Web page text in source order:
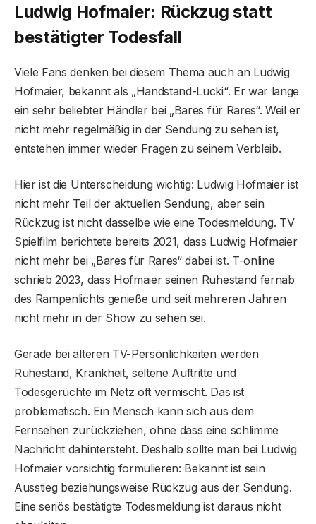
Ludwig Hofmaier: Rückzug statt
bestätigter Todesfall
Viele Fans denken bei diesem Thema auch an Ludwig
Hofmaier, bekannt als „Handstand-Lucki“. Er war lange
ein sehr beliebter Händler bei „Bares für Rares“. Weil er
nicht mehr regelmäßig in der Sendung zu sehen ist,
entstehen immer wieder Fragen zu seinem Verbleib.
Hier ist die Unterscheidung wichtig: Ludwig Hofmaier ist
nicht mehr Teil der aktuellen Sendung, aber sein
Rückzug ist nicht dasselbe wie eine Todesmeldung. TV
Spielfilm berichtete bereits 2021, dass Ludwig Hofmaier
nicht mehr bei „Bares für Rares“ dabei ist. T-online
schrieb 2023, dass Hofmaier seinen Ruhestand fernab
des Rampenlichts genieße und seit mehreren Jahren
nicht mehr in der Show zu sehen sei.
Gerade bei älteren TV-Persönlichkeiten werden
Ruhestand, Krankheit, seltene Auftritte und
Todesgerüchte im Netz oft vermischt. Das ist
problematisch. Ein Mensch kann sich aus dem
Fernsehen zurückziehen, ohne dass eine schlimme
Nachricht dahintersteht. Deshalb sollte man bei Ludwig
Hofmaier vorsichtig formulieren: Bekannt ist sein
Ausstieg beziehungsweise Rückzug aus der Sendung.
Eine seriös bestätigte Todesmeldung ist daraus nicht